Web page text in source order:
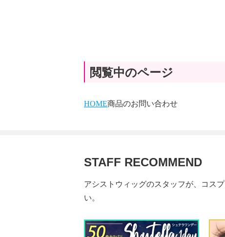
閲覧中のページ
HOME商品のお問い合わせ
STAFF RECOMMEND
アシストウィッグのスタッフが、コス
い。